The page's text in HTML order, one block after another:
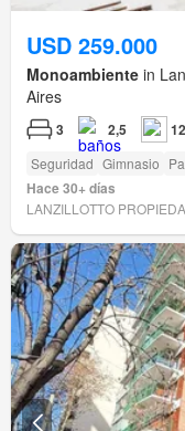
USD 259.000
Monoambiente in
Aires
3 2,5
Seguridad Gimnasio
Hace 30+ días
LANZILLOTTO